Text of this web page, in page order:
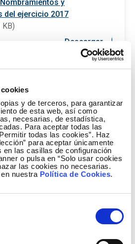
y de terceros, para garantizar
de esta web, así como
necesarias, de estadística,
Para aceptar todas las
todas las cookies”. Haz
para aceptar únicamente
en las casillas de configuración
o pulsa en “Solo usar cookies
las cookies no necesarias.
nuestra Política de Cookies.
y
del ejercicio 2017
KB)
Descargar